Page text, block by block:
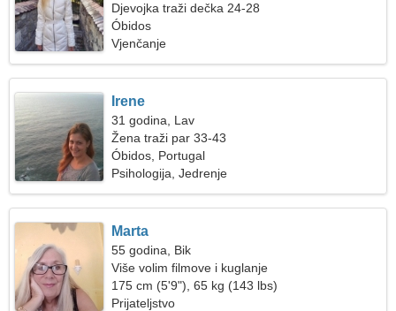
Djevojka traži dečka 24-28
Óbidos
Vjenčanje
Irene
31 godina, Lav
Žena traži par 33-43
Óbidos, Portugal
Psihologija, Jedrenje
Marta
55 godina, Bik
Više volim filmove i kuglanje
175 cm (5'9"), 65 kg (143 lbs)
Prijateljstvo